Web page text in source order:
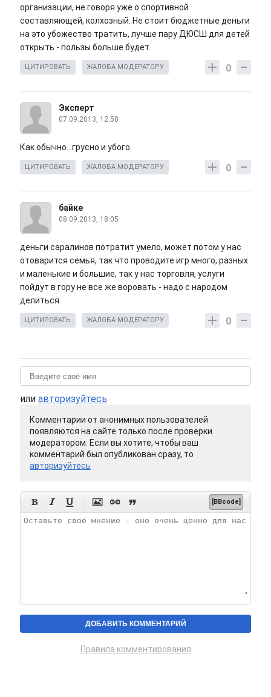
организации, не говоря уже о спортивной
составляющей, колхозный. Не стоит бюджетные деньги
на это убожество тратить, лучше пару ДЮСШ для детей
открыть - пользы больше будет.
0
ЦИТИРОВАТЬ ЖАЛОБА МОДЕРАТОРУ
Эксперт
07.09.2013, 12:58
Как обычно...грусно и убого.
0
ЦИТИРОВАТЬ ЖАЛОБА МОДЕРАТОРУ
байке
08.09.2013, 18:05
деньги саралинов потратит умело, может потом у нас
отоварится семья, так что проводите игр много, разных
и маленькие и большие, так у нас торговля, услуги
пойдут в гору не все же воровать - надо с народом
делиться
0
ЦИТИРОВАТЬ ЖАЛОБА МОДЕРАТОРУ
или авторизуйтесь
Комментарии от анонимных пользователей
появляются на сайте только после проверки
модератором. Если вы хотите, чтобы ваш
комментарий был опубликован сразу, то
авторизуйтесь
      [BBcode]
Правила комментирования